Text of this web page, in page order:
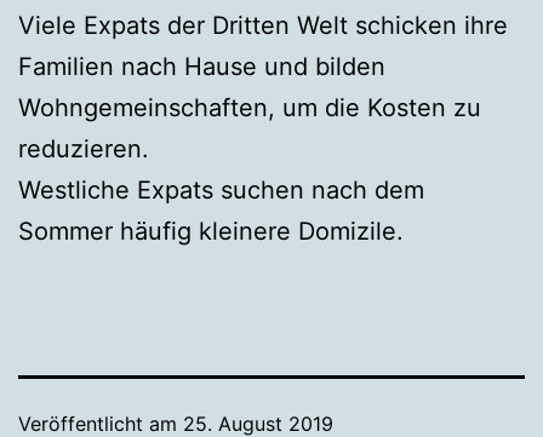
Viele Expats der Dritten Welt schicken ihre
Familien nach Hause und bilden
Wohngemeinschaften, um die Kosten zu
reduzieren.
Westliche Expats suchen nach dem
Sommer häufig kleinere Domizile.
Veröffentlicht am 25. August 2019